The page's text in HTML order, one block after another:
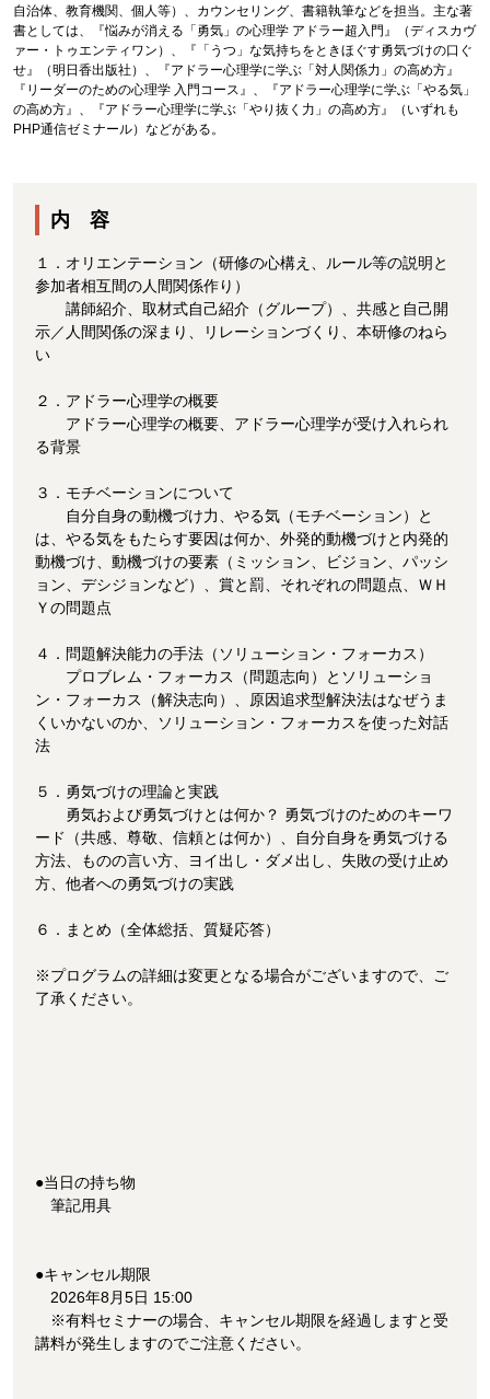
自治体、教育機関、個人等）、カウンセリング、書籍執筆などを担当。主な著
書としては、『悩みが消える「勇気」の心理学 アドラー超入門』（ディスカヴ
ァー・トゥエンティワン）、『「うつ」な気持ちをときほぐす勇気づけの口ぐ
せ』（明日香出版社）、『アドラー心理学に学ぶ「対人関係力」の高め方』
『リーダーのための心理学 入門コース』、『アドラー心理学に学ぶ「やる気」
の高め方』、『アドラー心理学に学ぶ「やり抜く力」の高め方』（いずれも
PHP通信ゼミナール）などがある。
内 容
１．オリエンテーション（研修の心構え、ルール等の説明と
参加者相互間の人間関係作り）
講師紹介、取材式自己紹介（グループ）、共感と自己開
示／人間関係の深まり、リレーションづくり、本研修のねら
い
２．アドラー心理学の概要
アドラー心理学の概要、アドラー心理学が受け入れられ
る背景
３．モチベーションについて
自分自身の動機づけ力、やる気（モチベーション）と
は、やる気をもたらす要因は何か、外発的動機づけと内発的
動機づけ、動機づけの要素（ミッション、ビジョン、パッシ
ョン、デシジョンなど）、賞と罰、それぞれの問題点、ＷＨ
Ｙの問題点
４．問題解決能力の手法（ソリューション・フォーカス）
プロブレム・フォーカス（問題志向）とソリューショ
ン・フォーカス（解決志向）、原因追求型解決法はなぜうま
くいかないのか、ソリューション・フォーカスを使った対話
法
５．勇気づけの理論と実践
勇気および勇気づけとは何か？ 勇気づけのためのキーワ
ード（共感、尊敬、信頼とは何か）、自分自身を勇気づける
方法、ものの言い方、ヨイ出し・ダメ出し、失敗の受け止め
方、他者への勇気づけの実践
６．まとめ（全体総括、質疑応答）
※プログラムの詳細は変更となる場合がございますので、ご
了承ください。
●当日の持ち物
筆記用具
●キャンセル期限
2026年8月5日 15:00
※有料セミナーの場合、キャンセル期限を経過しますと受
講料が発生しますのでご注意ください。